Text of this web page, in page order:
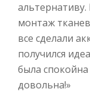
монтаж
все сделали
получился
была
довольна!»